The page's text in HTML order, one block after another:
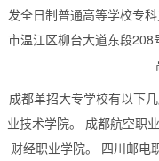
发全日制普通高等学校专
市温江区柳台大道东段
成都单招大专学校有以下
业技术学院。 成都航空职
财经职业学院。 四川邮电